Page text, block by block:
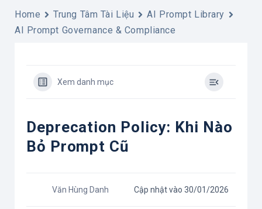
Home Trung Tâm Tài Liệu
AI Prompt Library
AI Prompt Governance & Compliance
Xem danh mục
Deprecation Policy: Khi Nào
Bỏ Prompt Cũ
Văn Hùng Danh Cập nhật vào 30/01/2026